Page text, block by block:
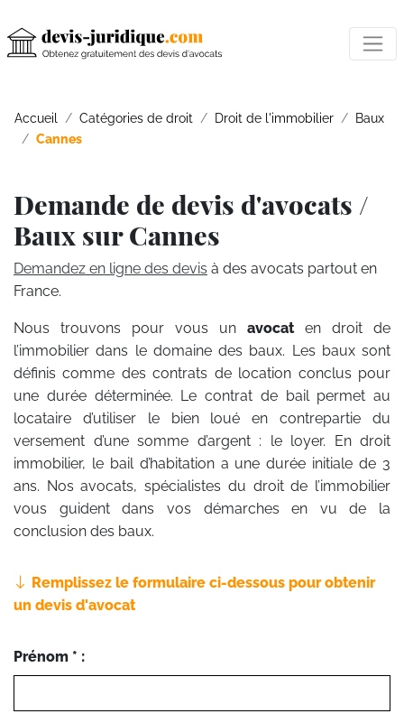
Accueil Catégories de droit Droit de l'immobilier
Baux
Cannes
Demande de devis d'avocats /
Baux sur Cannes
Demandez en ligne des devis à des avocats partout en
France.
Nous trouvons pour vous un avocat en droit de
l’immobilier dans le domaine des baux. Les baux sont
définis comme des contrats de location conclus pour
une durée déterminée. Le contrat de bail permet au
locataire d’utiliser le bien loué en contrepartie du
versement d’une somme d’argent : le loyer. En droit
immobilier, le bail d’habitation a une durée initiale de 3
ans. Nos avocats, spécialistes du droit de l’immobilier
vous guident dans vos démarches en vu de la
conclusion des baux.
Remplissez le formulaire ci-dessous pour obtenir
un devis d'avocat
Prénom * :